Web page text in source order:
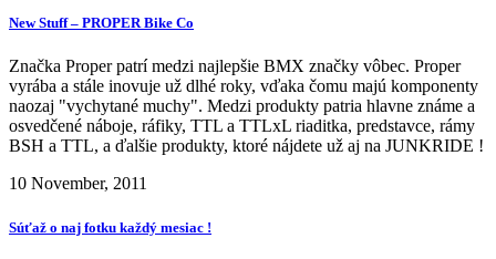
New Stuff – PROPER Bike Co
Značka Proper patrí medzi najlepšie BMX značky vôbec. Proper
vyrába a stále inovuje už dlhé roky, vďaka čomu majú komponenty
naozaj "vychytané muchy". Medzi produkty patria hlavne známe a
osvedčené náboje, ráfiky, TTL a TTLxL riaditka, predstavce, rámy
BSH a TTL, a ďalšie produkty, ktoré nájdete už aj na JUNKRIDE !
10 November, 2011
Súťaž o naj fotku každý mesiac !